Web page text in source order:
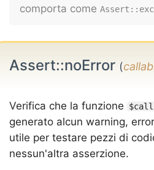
comporta come
Assert::noError (
Verifica che la funzione
generato alcun warning,
utile per testare pezzi di
nessun'altra asserzione.